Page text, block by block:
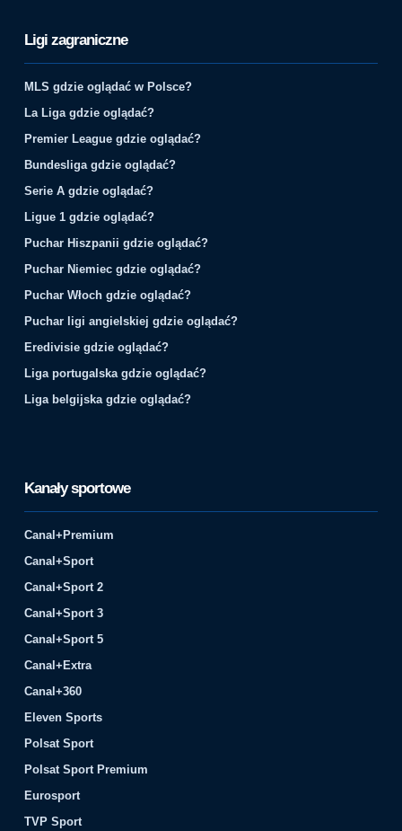
Ligi zagraniczne
MLS gdzie oglądać w Polsce?
La Liga gdzie oglądać?
Premier League gdzie oglądać?
Bundesliga gdzie oglądać?
Serie A gdzie oglądać?
Ligue 1 gdzie oglądać?
Puchar Hiszpanii gdzie oglądać?
Puchar Niemiec gdzie oglądać?
Puchar Włoch gdzie oglądać?
Puchar ligi angielskiej gdzie oglądać?
Eredivisie gdzie oglądać?
Liga portugalska gdzie oglądać?
Liga belgijska gdzie oglądać?
Kanały sportowe
Canal+Premium
Canal+Sport
Canal+Sport 2
Canal+Sport 3
Canal+Sport 5
Canal+Extra
Canal+360
Eleven Sports
Polsat Sport
Polsat Sport Premium
Eurosport
TVP Sport